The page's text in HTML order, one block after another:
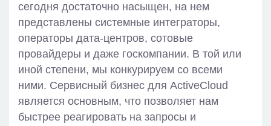
сегодня достаточно насыщен, на нем
представлены системные интеграторы,
операторы дата-центров, сотовые
провайдеры и даже госкомпании. В той или
иной степени, мы конкурируем со всеми
ними. Сервисный бизнес для ActiveCloud
является основным, что позволяет нам
быстрее реагировать на запросы и